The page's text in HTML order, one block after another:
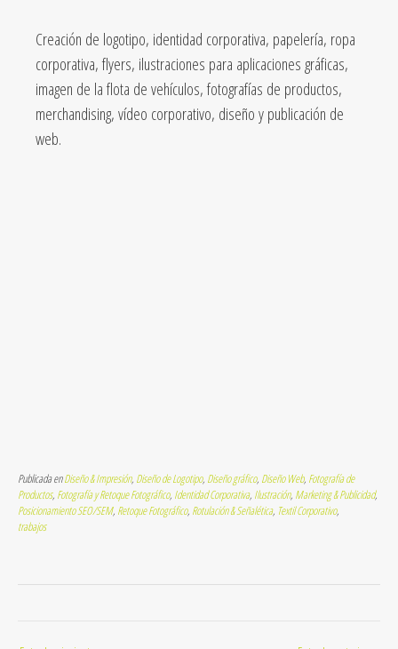
Creación de logotipo, identidad corporativa, papelería, ropa
corporativa, flyers, ilustraciones para aplicaciones gráficas,
imagen de la flota de vehículos, fotografías de productos,
merchandising, vídeo corporativo, diseño y publicación de
web.
Publicada enDiseño & Impresión, Diseño de Logotipo, Diseño gráfico, Diseño Web, Fotografía de
Productos, Fotografía y Retoque Fotográfico, Identidad Corporativa, Ilustración, Marketing & Publicidad,
Posicionamiento SEO/SEM, Retoque Fotográfico, Rotulación & Señalética, Textil Corporativo,
trabajos